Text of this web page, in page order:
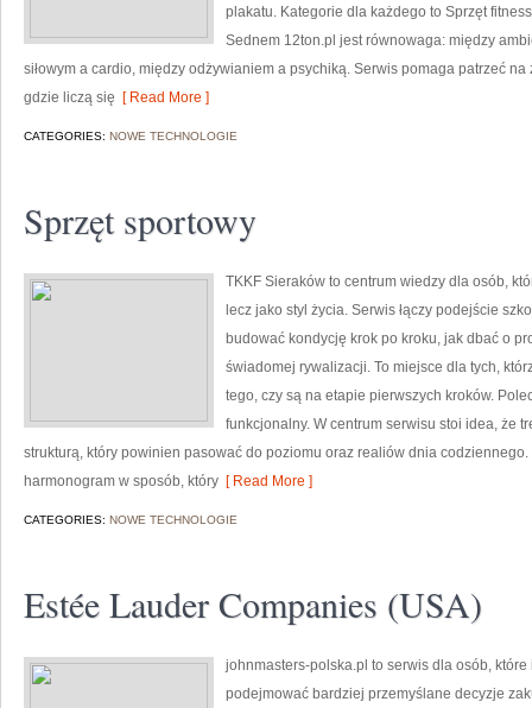
plakatu. Kategorie dla każdego to Sprzęt
Sednem 12ton.pl jest równowaga: między
siłowym a cardio, między odżywianiem a psychiką. Serwis pomaga patrzeć
gdzie liczą się [ Read More ]
CATEGORIES: NOWE TECHNOLOGIE
Sprzęt sportowy
TKKF Sieraków to centrum wiedzy dla osób,
lecz jako styl życia. Serwis łączy podejście
budować kondycję krok po kroku, jak dbać o
świadomej rywalizacji. To miejsce dla tych,
tego, czy są na etapie pierwszych kroków.
funkcjonalny. W centrum serwisu stoi idea, że
strukturą, który powinien pasować do poziomu oraz realiów dnia codziennego.
harmonogram w sposób, który [ Read More ]
CATEGORIES: NOWE TECHNOLOGIE
Estée Lauder Companies (USA)
johnmasters-polska.pl to serwis dla osób,
podejmować bardziej przemyślane decyzje